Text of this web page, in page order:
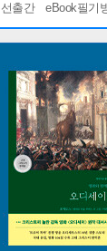
출간 eBook필기